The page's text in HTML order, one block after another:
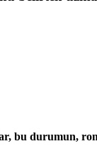
bu durumun,